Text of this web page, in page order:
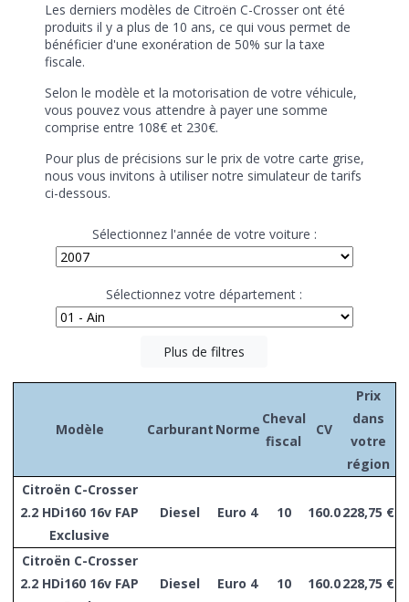
Les derniers modèles de Citroën C-Crosser ont été
produits il y a plus de 10 ans, ce qui vous permet de
bénéficier d'une exonération de 50% sur la taxe
fiscale.
Selon le modèle et la motorisation de votre véhicule,
vous pouvez vous attendre à payer une somme
comprise entre 108€ et 230€.
Pour plus de précisions sur le prix de votre carte grise,
nous vous invitons à utiliser notre simulateur de tarifs
ci-dessous.
Sélectionnez l'année de votre voiture :
Sélectionnez votre département :
Plus de filtres
Modèle Carburant Norme
Cheval
fiscal
CV
Prix
dans
votre
région
Citroën C-Crosser
2.2 HDi160 16v FAP
Exclusive
Diesel Euro 4 10 160.0228,75 €
Citroën C-Crosser
2.2 HDi160 16v FAP
Diesel Euro 4 10 160.0228,75 €